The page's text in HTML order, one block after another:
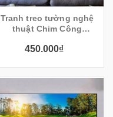
Tranh treo tường nghệ
thuật Chim Công
450.000₫